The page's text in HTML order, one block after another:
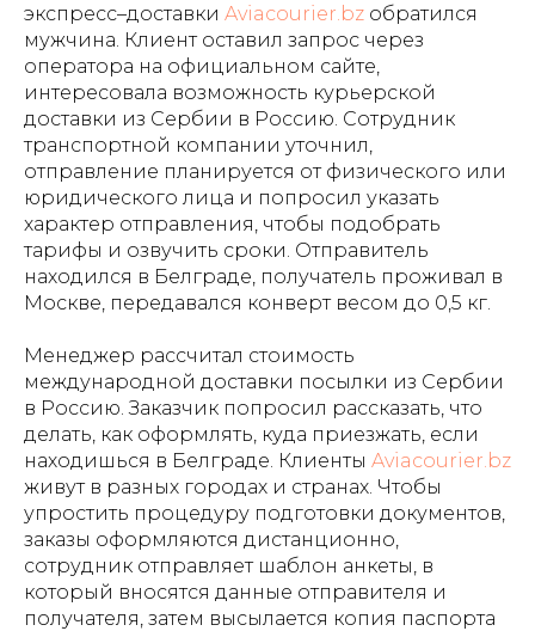
экспресс–доставки Aviacourier.bz обратился
мужчина. Клиент оставил запрос через
оператора на официальном сайте,
интересовала возможность курьерской
доставки из Сербии в Россию. Сотрудник
транспортной компании уточнил,
отправление планируется от физического или
юридического лица и попросил указать
характер отправления, чтобы подобрать
тарифы и озвучить сроки. Отправитель
находился в Белграде, получатель проживал в
Москве, передавался конверт весом до 0,5 кг.
Менеджер рассчитал стоимость
международной доставки посылки из Сербии
в Россию. Заказчик попросил рассказать, что
делать, как оформлять, куда приезжать, если
находишься в Белграде. Клиенты Aviacourier.bz
живут в разных городах и странах. Чтобы
упростить процедуру подготовки документов,
заказы оформляются дистанционно,
сотрудник отправляет шаблон анкеты, в
который вносятся данные отправителя и
получателя, затем высылается копия паспорта